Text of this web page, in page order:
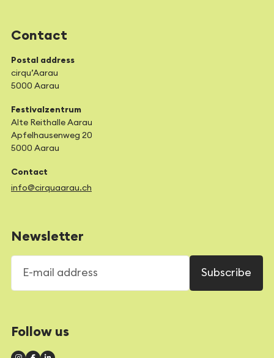
Contact
Postal address
cirqu’Aarau
5000 Aarau
Festivalzentrum
Alte Reithalle Aarau
Apfelhausenweg 20
5000 Aarau
Contact
info@cirquaarau.ch
Newsletter
Subscribe
Follow us